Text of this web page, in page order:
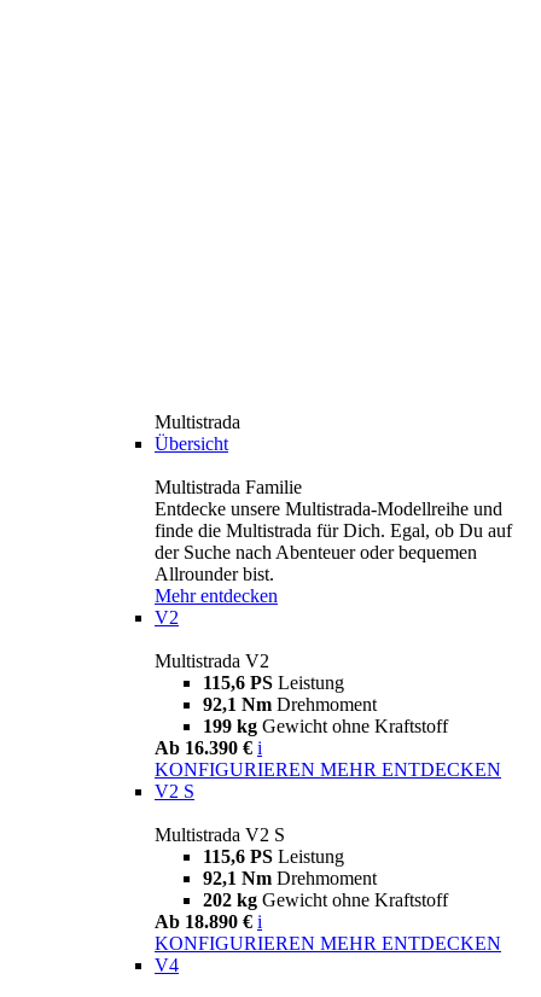
Multistrada
Übersicht
Multistrada Familie
Entdecke unsere Multistrada-Modellreihe und
finde die Multistrada für Dich. Egal, ob Du auf
der Suche nach Abenteuer oder bequemen
Allrounder bist.
Mehr entdecken
V2
Multistrada V2
115,6 PS Leistung
92,1 Nm Drehmoment
199 kg Gewicht ohne Kraftstoff
Ab 16.390 € i
KONFIGURIEREN MEHR ENTDECKEN
V2 S
Multistrada V2 S
115,6 PS Leistung
92,1 Nm Drehmoment
202 kg Gewicht ohne Kraftstoff
Ab 18.890 € i
KONFIGURIEREN MEHR ENTDECKEN
V4